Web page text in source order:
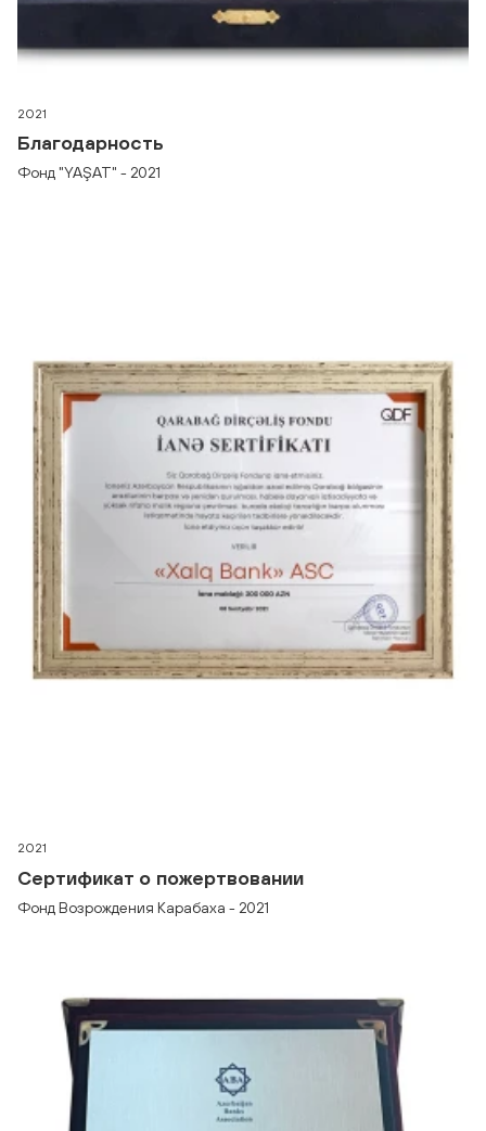
2021
Благодарность
Фонд "YAŞAT" - 2021
2021
Сертификат о пожертвовании
Фонд Возрождения Карабаха - 2021